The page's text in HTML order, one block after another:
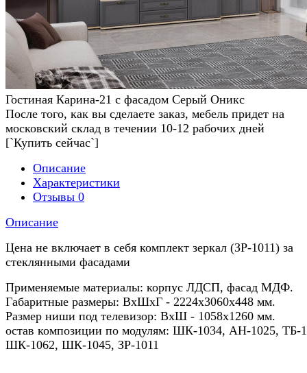
Гостиная Карина-21 с фасадом Серый Оникс
После того, как вы сделаете заказ, мебель придет на
московский склад в течении 10-12 рабочих дней
[`Купить сейчас`]
Описание
Характеристики
Отзывы 0
Описание
Цена не включает в себя комплект зеркал (ЗР-1011) за
стеклянными фасадами
Применяемые материалы: корпус ЛДСП, фасад МДФ.
Габаритные размеры: ВхШхГ - 2224х3060х448 мм.
Размер ниши под телевизор: ВхШ - 1058x1260 мм.
остав композиции по модулям: ШК-1034, АН-1025, ТБ-
ШК-1062, ШК-1045, ЗР-1011